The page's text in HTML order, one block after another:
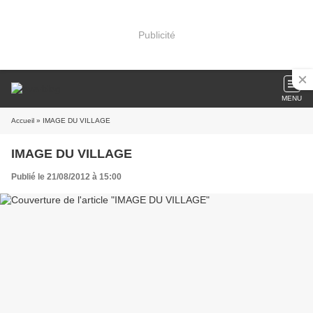
Publicité
MENU
Accueil » IMAGE DU VILLAGE
IMAGE DU VILLAGE
Publié le 21/08/2012 à 15:00